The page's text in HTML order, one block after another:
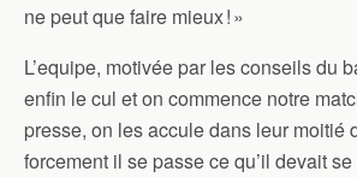
ne peut que faire mieux ! »
L’equipe, motivée par les conseils du
enfin le cul et on commence notre
presse, on les accule dans leur moitié
forcement il se passe ce qu’il devait